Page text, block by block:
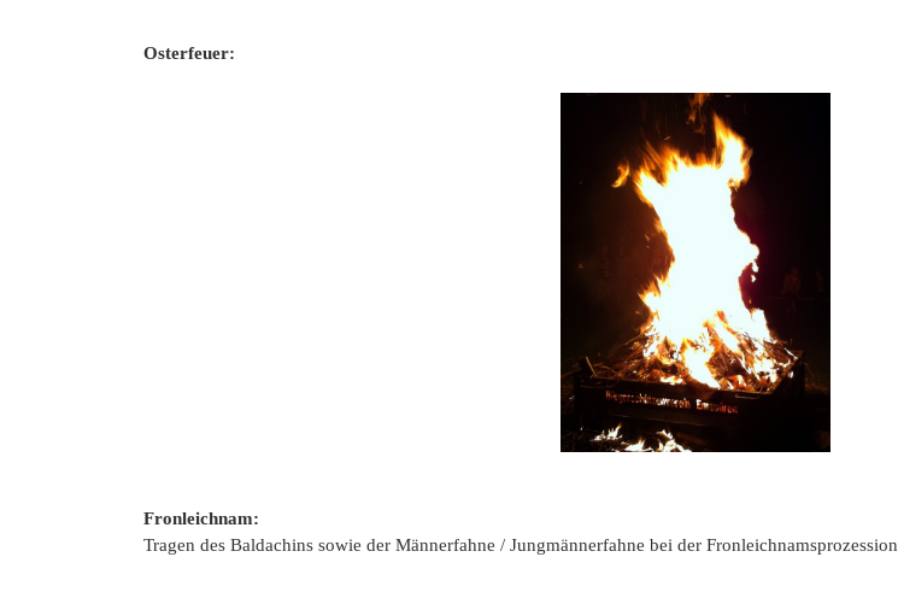
Osterfeuer:
Fronleichnam:
Tragen des Baldachins sowie der Männerfahne / Jungmännerfahne bei der Fronleichnamsprozession